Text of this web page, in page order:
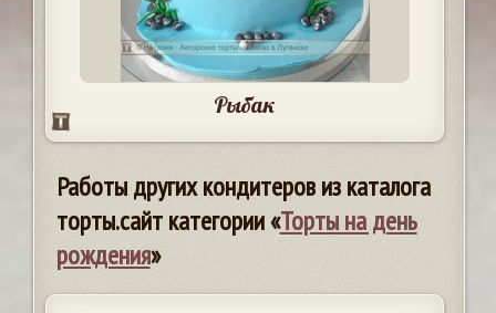
Рыбак
Работы других кондитеров из каталога
торты.сайт категории «Торты на день
рождения»